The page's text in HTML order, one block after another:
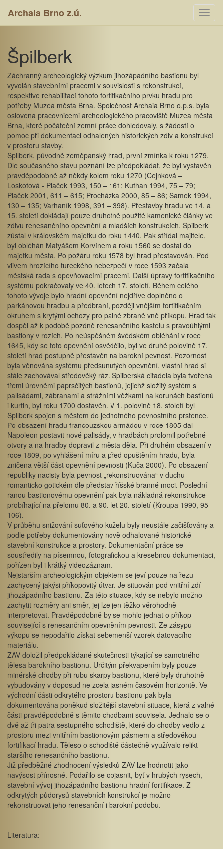
Archaia Brno z.ú.
Špilberk
Záchranný archeologický výzkum jihozápadního bastionu byl
vyvolán stavebními pracemi v souvislosti s rekonstrukcí,
respektive rehabilitací tohoto fortifikačního prvku hradu pro
potřeby Muzea města Brna. Společnost Archaia Brno o.p.s. byla
oslovena pracovnicemi archeologického pracoviště Muzea města
Brna, které počáteční zemní práce dohledovaly, s žádostí o
pomoc při dokumentaci odhalených historických zdiv a konstrukcí
v prostoru stavby.
Špilberk, původně zeměpanský hrad, první zmínka k roku 1279.
Dle současného stavu poznání lze předpokládat, že byl vystavěn
pravděpodobně až někdy kolem roku 1270 (Cejnková –
Loskotová - Plaček 1993, 150 – 161; Kuthan 1994, 75 – 79;
Plaček 2001, 611 – 615; Procházka 2000, 85 – 86; Samek 1994,
130 – 135; Varhaník 1998, 391 – 398). Přestavby hradu ve 14. a
15. století dokládají pouze druhotně použité kamenické články ve
zdivu renesančního opevnění a mladších konstrukcích. Špilberk
zůstal v královském majetku do roku 1440. Pak střídal majitele,
byl obléhán Matyášem Korvínem a roku 1560 se dostal do
majetku města. Po požáru roku 1578 byl hrad přestavován. Pod
vlivem hrozícího tureckého nebezpečí v roce 1593 začala
městská rada s opevňovacími pracemi. Další úpravy fortifikačního
systému pokračovaly ve 40. letech 17. století. Během celého
tohoto vývoje bylo hradní opevnění nejdříve doplněno o
parkánovou hradbu a předbraní, později vnějším fortifikačním
okruhem s krytými ochozy pro palné zbraně vně příkopu. Hrad tak
dospěl až k podobě pozdně renesančního kastelu s pravoúhlými
bastiony v rozích. Po neúspěšném švédském obléhání v roce
1645, kdy se toto opevnění osvědčilo, byl ve druhé polovině 17.
století hrad postupně přestavěn na barokní pevnost. Pozornost
byla věnována systému předsunutých opevnění, vlastní hrad si
stále zachovával středověký ráz. Špilberská citadela byla tvořena
třemi úrovněmi paprsčitých bastionů, jejichž složitý systém s
palisádami, zábranami a strážními věžkami na korunách bastionů
i kurtin, byl roku 1700 dostavěn. V 1. polovině 18. století byl
Špilberk spojen s městem do jednotného pevnostního prstence.
Po obsazení hradu francouzskou armádou v roce 1805 dal
Napoleon postavit nové palisády, v hradbách prolomil potřebné
otvory a na hradby dopravil z města děla. Při druhém obsazení v
roce 1809, po vyhlášení míru a před opuštěním hradu, byla
zničena větší část opevnění pevnosti (Kuča 2000). Po obsazení
republiky nacisty byla pevnost „rekonstruována“ v duchu
romanticko gotickém dle představ říšské branné moci. Poslední
ranou bastionovému opevnění pak byla nákladná rekonstrukce
probíhající na přelomu 80. a 90. let 20. století (Kroupa 1990, 95 –
106).
V průběhu snižování suťového kuželu byly neustále začišťovány a
podle potřeby dokumentovány nově odhalované historické
stavební konstrukce a prostory. Dokumentační práce se
soustředily na písemnou, fotografickou a kresebnou dokumentaci,
pořízen byl i krátký videozáznam.
Nejstarším archeologickým objektem se jeví pouze na řezu
zachycený jakýsi příkopovitý útvar. Je situován pod vnitřní zdí
jihozápadního bastionu. Za této situace, kdy se nebylo možno
zachytit rozměry ani směr, jej lze jen těžko věrohodně
interpretovat. Pravděpodobně by se mohlo jednat o příkop
související s renesančním opevněním pevnosti. Ze zásypu
výkopu se nepodařilo získat sebemenší vzorek datovacího
materiálu.
ZAV doložil předpokládané skutečnosti týkající se samotného
tělesa barokního bastionu. Určitým překvapením byly pouze
minérské chodby při rubu skarpy bastionu, které byly druhotně
vybudovány v doposud ne zcela jasném časovém horizontě. Ve
východní části odkrytého prostoru bastionu pak byla
dokumentována poněkud složitější stavební situace, která z valné
části pravděpodobně s těmito chodbami souvisela. Jednalo se o
dvě až tři patra sestupného schodiště, které do chodby vedlo z
prostoru mezi vnitřním bastionovým pásmem a středověkou
fortifikací hradu. Těleso o schodiště částečně využívalo relikt
staršího renesančního bastionu.
Již předběžné zhodnocení výsledků ZAV lze hodnotit jako
navýsost přínosné. Podařilo se objasnit, byť v hrubých rysech,
stavební vývoj jihozápadního bastionu hradní fortifikace. Z
odkrytých půdorysů stavebních konstrukcí je možno
rekonstruovat jeho renesanční i barokní podobu.
Literatura: